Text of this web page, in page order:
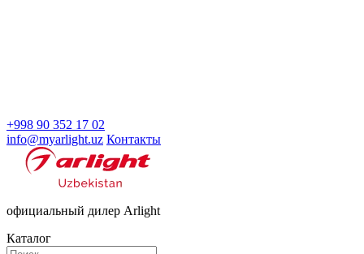
+998 90 352 17 02
info@myarlight.uz Контакты
официальный дилер Arlight
Каталог